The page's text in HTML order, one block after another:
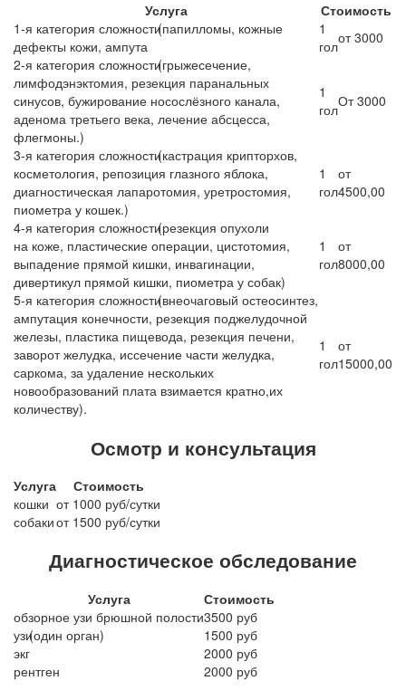
Услуга
Стоимость
1-я категория сложности(папилломы, кожные
дефекты кожи, ампута
1
голот 3000
2-я категория сложности(грыжесечение,
лимфодэнэктомия, резекция паранальных
синусов, бужирование носослёзного канала,
аденома третьего века, лечение абсцесса,
флегмоны.)
1
голОт 3000
3-я категория сложности(кастрация крипторхов,
косметология, репозиция глазного яблока,
диагностическая лапаротомия, уретростомия,
пиометра у кошек.)
1
гол
от
4500,00
4-я категория сложности(резекция опухоли
на коже, пластические операции, цистотомия,
выпадение прямой кишки, инвагинации,
дивертикул прямой кишки, пиометра у собак)
1
гол
от
8000,00
5-я категория сложности(внеочаговый остеосинтез,
ампутация конечности, резекция поджелудочной
железы, пластика пищевода, резекция печени,
заворот желудка, иссечение части желудка,
саркома, за удаление нескольких
новообразований плата взимается кратно,их
количеству).
1
гол
от
15000,00
Осмотр и консультация
Услуга
Стоимость
кошки от 1000 руб/сутки
собакиот 1500 руб/сутки
Диагностическое обследование
Услуга
Стоимость
обзорное узи брюшной полости3500 руб
узи(один орган)
1500 руб
экг
2000 руб
рентген
2000 руб